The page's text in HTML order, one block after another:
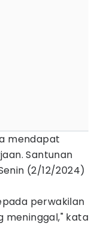
mendapat
Santunan
(2/12/2024)
perwakilan
meninggal," kata